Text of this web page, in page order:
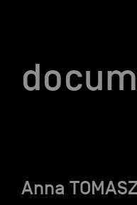
Anna